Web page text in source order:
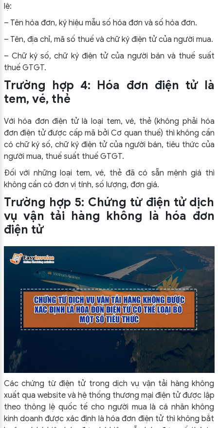
lệ:
– Tên hóa đơn, ký hiệu mẫu số hóa đơn và số hóa đơn.
– Tên, địa chỉ, mã số thuế và chữ ký điện tử của người mua.
– Chữ ký số, chữ ký điện tử của người bán và thuế suất
thuế GTGT.
Trường hợp 4: Hóa đơn điện tử là
tem, vé, thẻ
Với hóa đơn điện tử là loại tem, vé, thẻ (không phải hóa
đơn điện tử được cấp mã bởi Cơ quan thuế) thì không cần
có chữ ký số, chữ ký điện tử của người bán, tiêu thức của
người mua, thuế suất thuế GTGT.
Đối với những loại tem, vé, thẻ đã có sẵn mệnh giá thì
không cần có đơn vị tính, số lượng, đơn giá.
Trường hợp 5: Chứng từ điện tử dịch
vụ vận tải hàng không là hóa đơn
điện tử
Các chứng từ điện tử trong dịch vụ vận tải hàng không
xuất qua website và hệ thống thương mại điện tử được lập
theo thông lệ quốc tế cho người mua là cá nhân không
kinh doanh được xác định là hóa đơn điện tử thì không bắt